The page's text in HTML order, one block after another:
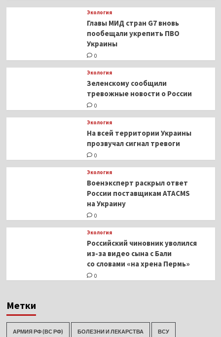
Экология
Главы МИД стран G7 вновь
пообещали укрепить ПВО
Украины
0
Экология
Зеленскому сообщили
тревожные новости о России
0
Экология
На всей территории Украины
прозвучал сигнал тревоги
0
Экология
Военэксперт раскрыл ответ
России поставщикам ATACMS
на Украину
0
Экология
Российский чиновник уволился
из-за видео сына с Бали
со словами «на хрена Пермь»
0
Метки
АРМИЯ РФ (ВС РФ) БОЛЕЗНИ И ЛЕКАРСТВА ВСУ